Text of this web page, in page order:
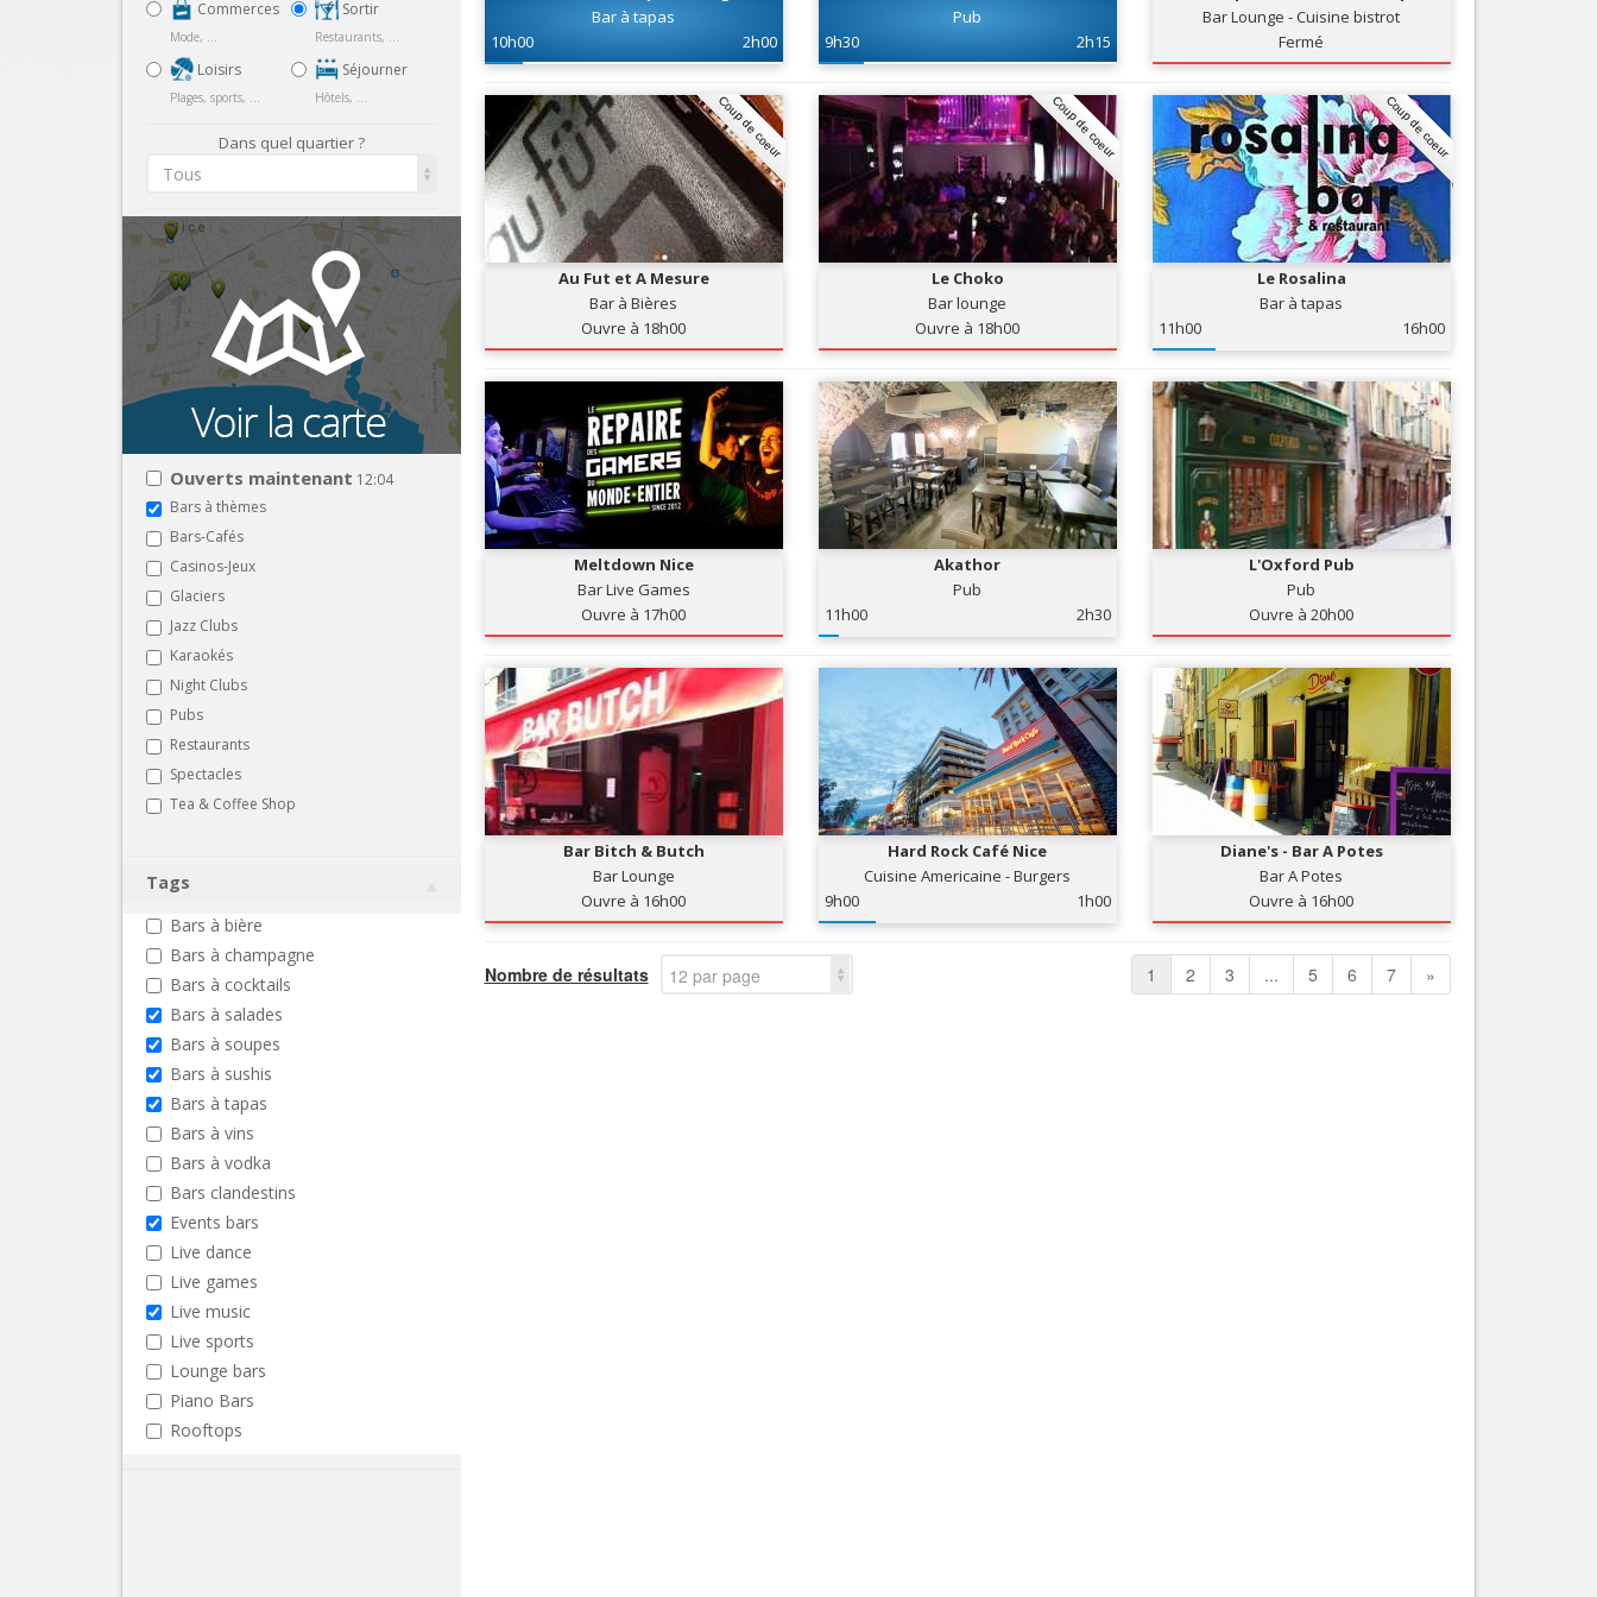
Tourisme, ...
Nice Aéroport
Commerces
Mode, ...
Loisirs
Plages, sports, ...
Sortir
Restaurants, ...
Séjourner
Hôtels, ...
Dans quel quartier ?
Tous
Ouverts maintenant 12:04
Bars à thèmes
Bars-Cafés
Casinos-Jeux
Glaciers
Jazz Clubs
Karaokés
Night Clubs
Pubs
Restaurants
Spectacles
Tea & Coffee Shop
Tags
Bars à bière
Bars à champagne
Bars à cocktails
Bars à salades
Bars à soupes
Bars à sushis
Bars à tapas
Bars à vins
Bars à vodka
Bars clandestins
Events bars
Live dance
Live games
Live music
Live sports
Lounge bars
Piano Bars
Rooftops
Bar à tapas
10h00
2h00
Pub
9h30
2h15
Bar Lounge - Cuisine bistrot
Fermé
Coup de coeur
Au Fut et A Mesure
Bar à Bières
Ouvre à 18h00
Coup de coeur
Le Choko
Bar lounge
Ouvre à 18h00
Coup de coeur
Le Rosalina
Bar à tapas
11h00
16h00
Meltdown Nice
Bar Live Games
Ouvre à 17h00
Akathor
Pub
11h00
2h30
L'Oxford Pub
Pub
Ouvre à 20h00
Bar Bitch & Butch
Bar Lounge
Ouvre à 16h00
Hard Rock Café Nice
Cuisine Americaine - Burgers
9h00
1h00
Diane's - Bar A Potes
Bar A Potes
Ouvre à 16h00
Nombre de résultats 12 par page 1 2 3 ... 5 6 7 »